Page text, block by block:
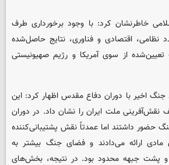
خاطرنشان کرد: با وجود برخورداری طرف
نظامی، اقتصادی و فناوری، نتایج حاصل‌شده
از سوی آمریکا و رژیم صهیونیستی
جنگ اخیر با دوران دفاع مقدس اظهار کرد: این
نقش‌آفرینی ملت ایران را نشان داد. در دوران
حضور داشتند اما عمدتاً نقش پشتیبانی‌کننده
مادی ارائه می‌دادند و فضای جنگ بیشتر به
و پشت جبهه محدود بود. در نتیجه، بخش‌های